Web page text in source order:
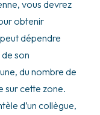
vous devrez
obtenir
dépendre
son
du nombre de
sur cette zone.
d’un collègue,